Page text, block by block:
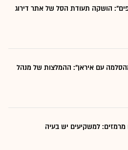
הושקה תעודת הסל של אתר דירוג
עם איראן": ההמלצות של מנהל
מרמזים: למשקיעים יש בעיה